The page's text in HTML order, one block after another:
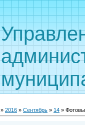
» 2016 » Сентябрь » 14 »